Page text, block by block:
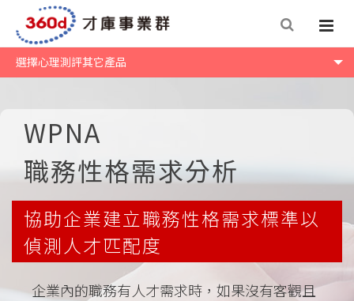
選擇心理測評其它產品
WPNA
職務性格需求分析
協助企業建立職務性格需求標準以
偵測人才匹配度
企業內的職務有人才需求時，如果沒有客觀且